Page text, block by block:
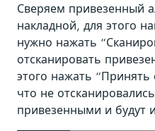
Сверяем привезенный
накладной, для этого
нужно нажать
отсканировать
этого нажать
что не
привезенными и будут